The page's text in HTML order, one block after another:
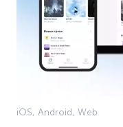
iOS, Android, Web